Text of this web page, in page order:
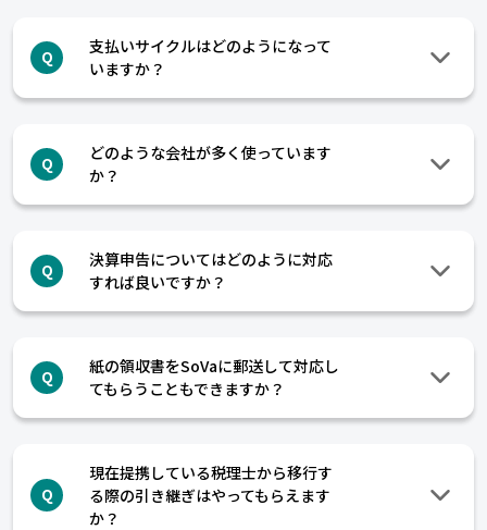
Q
支払いサイクルはどのようになって
いますか？
Q
どのような会社が多く使っています
か？
Q
決算申告についてはどのように対応
すれば良いですか？
Q
紙の領収書をSoVaに郵送して対応し
てもらうこともできますか？
Q
現在提携している税理士から移行す
る際の引き継ぎはやってもらえます
か？